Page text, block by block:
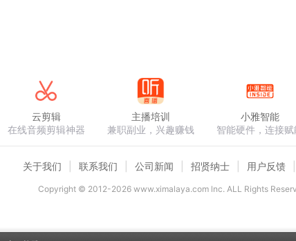
云剪辑
在线音频剪辑神器
主播培训
兼职副业，兴趣赚钱
小雅智能
智能硬件，连接赋
关于我们 联系我们 公司新闻 招贤纳士 用户反馈
Copyright © 2012-2026www.ximalaya.com lnc. ALL Rights